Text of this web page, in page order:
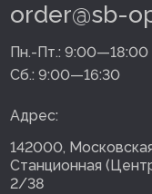
order@sb-
Пн.-Пт.: 9:00—18:00
Сб.: 9:00—16:30
Адрес:
142000,
Станционная
2/38